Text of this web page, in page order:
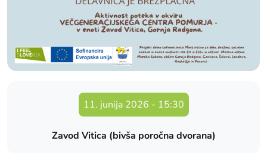
11. junija 2026 - 15:30
Zavod Vitica (bivša poročna dvorana)